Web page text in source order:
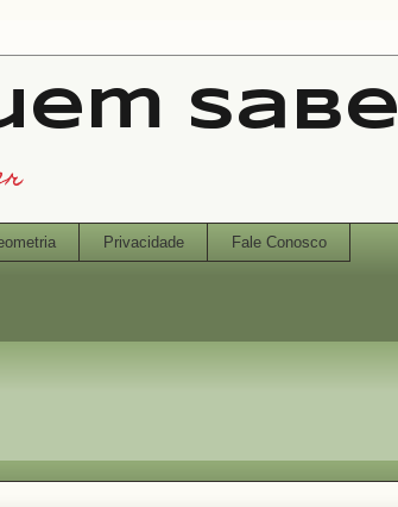
Sabe
Privacidade Fale Conosco